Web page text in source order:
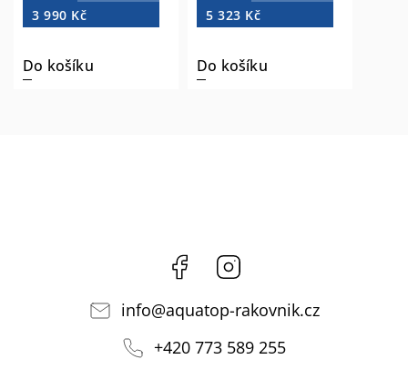
3 990 Kč
Do košíku
5 323 Kč
Do košíku
Facebook
info@aquatop-rakovnik.cz
+420 773 589 255